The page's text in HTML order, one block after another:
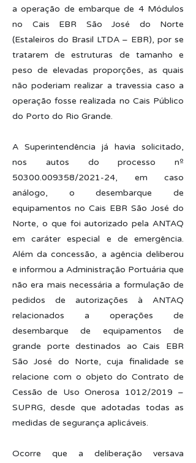
a operação de embarque de 4 Módulos
no Cais EBR São José do Norte
(Estaleiros do Brasil LTDA – EBR), por se
tratarem de estruturas de tamanho e
peso de elevadas proporções, as quais
não poderiam realizar a travessia caso a
operação fosse realizada no Cais Público
do Porto do Rio Grande.
A Superintendência já havia solicitado,
nos autos do processo nº
50300.009358/2021-24, em caso
análogo, o desembarque de
equipamentos no Cais EBR São José do
Norte, o que foi autorizado pela ANTAQ
em caráter especial e de emergência.
Além da concessão, a agência deliberou
e informou a Administração Portuária que
não era mais necessária a formulação de
pedidos de autorizações à ANTAQ
relacionados a operações de
desembarque de equipamentos de
grande porte destinados ao Cais EBR
São José do Norte, cuja finalidade se
relacione com o objeto do Contrato de
Cessão de Uso Onerosa 1012/2019 –
SUPRG, desde que adotadas todas as
medidas de segurança aplicáveis.
Ocorre que a deliberação versava